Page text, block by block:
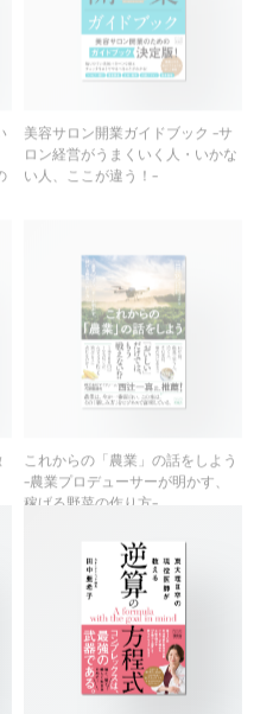
ロン経営がうまくいく人・いかな
い人、ここが違う！-
-農業プロデューサーが明かす、
稼げる野菜の作り方-